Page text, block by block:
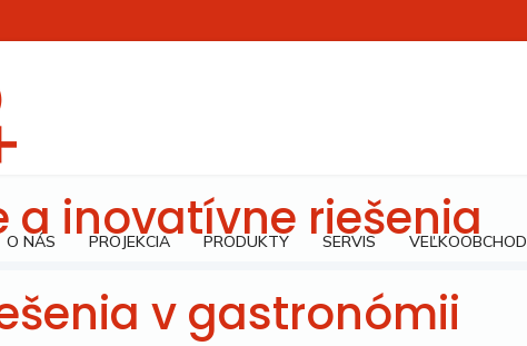
O NÁS PROJEKCIA PRODUKTY SERVIS VEĽKOOBCHOD
a inovatívne riešenia
v gastronómii